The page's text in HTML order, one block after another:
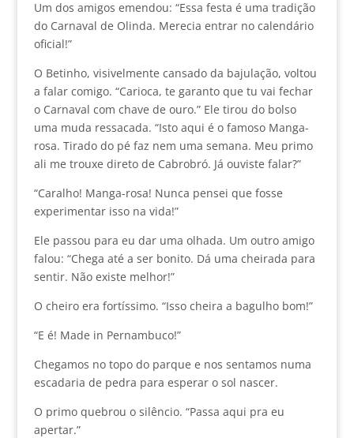
Um dos amigos emendou: “Essa festa é uma tradição
do Carnaval de Olinda. Merecia entrar no calendário
oficial!”
O Betinho, visivelmente cansado da bajulação, voltou
a falar comigo. “Carioca, te garanto que tu vai fechar
o Carnaval com chave de ouro.” Ele tirou do bolso
uma muda ressacada. “Isto aqui é o famoso Manga-
rosa. Tirado do pé faz nem uma semana. Meu primo
ali me trouxe direto de Cabrobró. Já ouviste falar?”
“Caralho! Manga-rosa! Nunca pensei que fosse
experimentar isso na vida!”
Ele passou para eu dar uma olhada. Um outro amigo
falou: “Chega até a ser bonito. Dá uma cheirada para
sentir. Não existe melhor!”
O cheiro era fortíssimo. “Isso cheira a bagulho bom!”
“E é! Made in Pernambuco!”
Chegamos no topo do parque e nos sentamos numa
escadaria de pedra para esperar o sol nascer.
O primo quebrou o silêncio. “Passa aqui pra eu
apertar.”